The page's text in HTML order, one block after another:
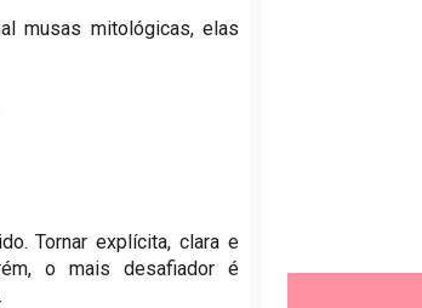
musas mitológicas, elas
Tornar explícita, clara e
o mais desafiador é